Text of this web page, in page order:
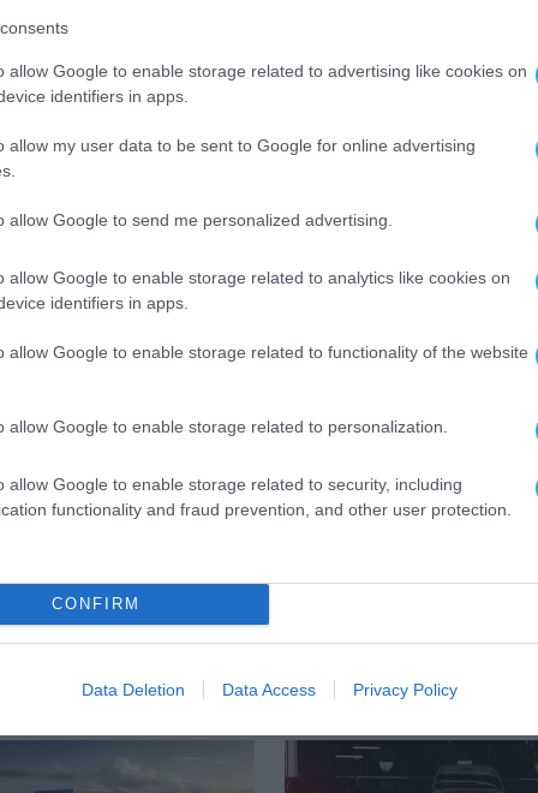
allow Google to enable storage related to advertising like cookies on
identifiers in apps.
allow my user data to be sent to Google for online advertising
allow Google to send me personalized advertising.
allow Google to enable storage related to analytics like cookies on
identifiers in apps.
allow Google to enable storage related to functionality of the website
allow Google to enable storage related to personalization.
allow Google to enable storage related to security, including
functionality and fraud prevention, and other user protection.
CONFIRM
Data Deletion Data Access Privacy Policy
του Δημοσίου μέσω εργαλείων
να αναλάβει το «
εργοστάσιο»
ανάπτυξης και δοκιμής εφαρμογών για
δοθεί σε τομείς όπως η γλώσσα και ο
τη μετατροπή της τεχνολογικής έρευνας σε
νοημοσύνη κινείται σε τρεις άξονες:
την ενεργή σύναψη διεθνών
και τη δημιουργία εγχώριου
αυτό το πλαίσιο εντάσσεται και μια πιο
δεδομένων και ανοιχτού κώδικα στο Δημόσιο,
της πληροφορίας και επιτάχυνση της
(AI)